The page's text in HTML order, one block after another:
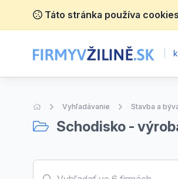
Táto stránka používa
Úvodná stránka
Vyhľadávanie Stavba a
Schodisko -